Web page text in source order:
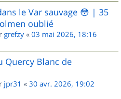
le Var sauvage 😳 | 35
oublié
grefzy « 03 mai 2026, 18:16
Quercy Blanc de
jpr31 « 30 avr. 2026, 19:02